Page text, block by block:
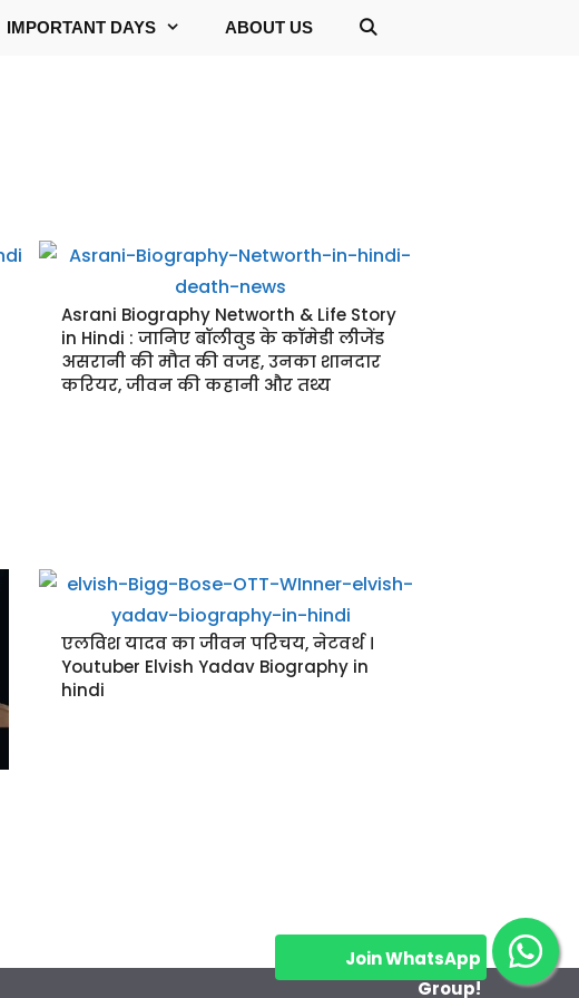
IMPORTANT DAYS ABOUT US
Asrani Biography Networth & Life Story
in Hindi : जानिए बॉलीवुड के कॉमेडी लीजेंड
असरानी की मौत की वजह, उनका शानदार
करियर, जीवन की कहानी और तथ्य
एलविश यादव का जीवन परिचय, नेटवर्थ ।
Youtuber Elvish Yadav Biography in
hindi
Join WhatsApp
Group!